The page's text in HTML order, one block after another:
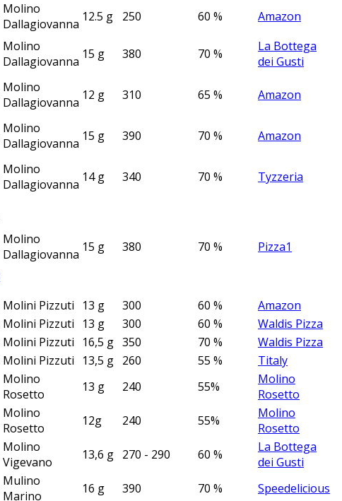
Molino
Dallagiovanna 12.5 g 250 60 % Amazon
Molino
Dallagiovanna 15 g 380 70 %
La Bottega
dei Gusti
Molino
Dallagiovanna 12 g 310 65 % Amazon
Molino
Dallagiovanna 15 g 390 70 % Amazon
Molino
Dallagiovanna 14 g 340 70 % Tyzzeria
Molino
Dallagiovanna 15 g 380 70 % Pizza1
Molini Pizzuti 13 g 300 60 %
Amazon
Molini Pizzuti 13 g 300 60 %
Waldis Pizza
Molini Pizzuti 16,5 g 350 70 %
Waldis Pizza
Molini Pizzuti 13,5 g 260 55 %
Titaly
Molino
Rosetto
13 g 240 55%
Molino
Rosetto
Molino
Rosetto
12g 240 55%
Molino
Rosetto
Molino
Vigevano
13,6 g 270 - 290 60 %
La Bottega
dei Gusti
Mulino
Marino
16 g 390 70 % Speedelicious